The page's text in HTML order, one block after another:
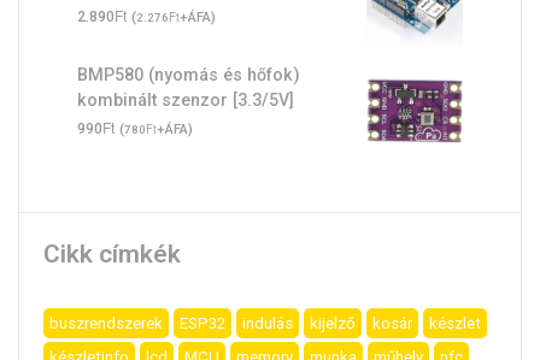
2.890Ft (2.276Ft+ÁFA)
BMP580 (nyomás és hőfok)
kombinált szenzor [3.3/5V]
990Ft (780Ft+ÁFA)
Cikk címkék
buszrendszerek ESP32 indulás kijelző kosár
készlet